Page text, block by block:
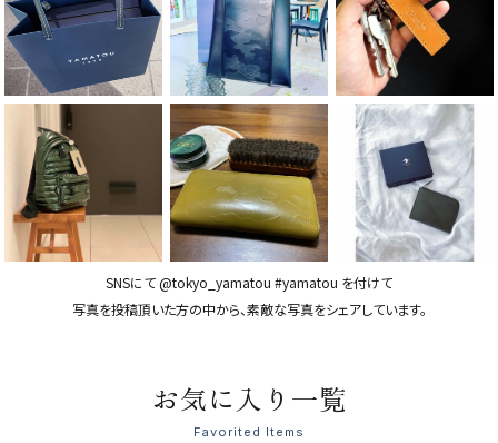
SNSにて @tokyo_yamatou #yamatou を付けて
写真を投稿頂いた方の中から、素敵な写真をシェアしています。
お気に入り一覧
Favorited Items